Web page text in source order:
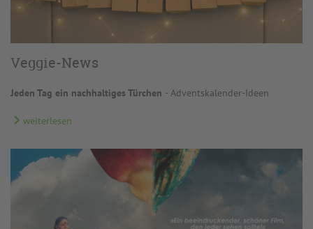
Veggie-News
Jeden Tag ein nachhaltiges Türchen - Adventskalender-Ideen
weiterlesen